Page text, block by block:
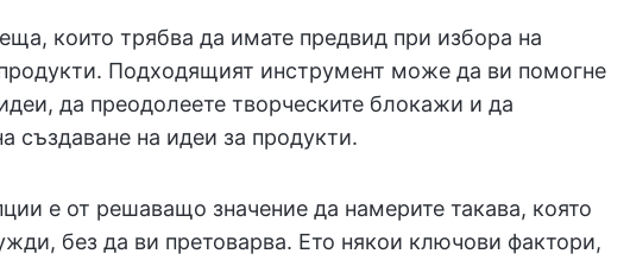
които трябва да имате предвид при избора на
продукти. Подходящият инструмент може да ви помогне
да преодолеете творческите блокажи и да
създаване на идеи за продукти.
е от решаващо значение да намерите такава, която
без да ви претоварва. Ето някои ключови фактори,